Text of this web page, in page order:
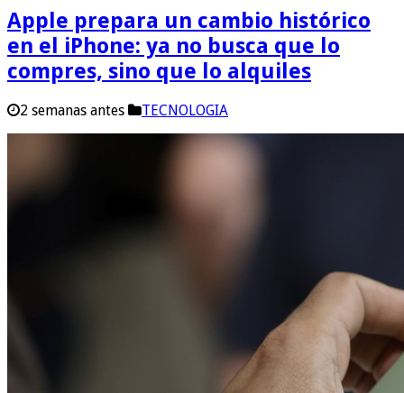
Apple prepara un cambio histórico
en el iPhone: ya no busca que lo
compres, sino que lo alquiles
2 semanas antes TECNOLOGIA